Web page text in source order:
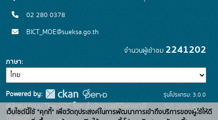
02 280 0378
BICT_MOE@sueksa.go.th
จำนวนผู้เข้าชม 2241202
ภาษา
Powered by:
สนับสนุนระบบ Thai-GDC โดย สำนักงานสถิติแห่งชาติ
รุ่นโปรแกรม: 3.0.0
วันที่: 2025-06-
เว็บไซต์นี้ใช้ "คุกกี้" เพื่อวัตถุประสงค์ในการพัฒนาการเข้าถึงบริการของผู้ใช้ให้ดี
x